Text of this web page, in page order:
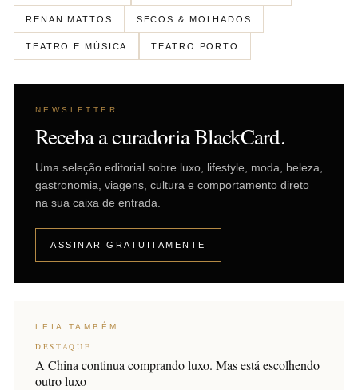
RENAN MATTOS SECOS & MOLHADOS
TEATRO E MÚSICA TEATRO PORTO
NEWSLETTER
Receba a curadoria BlackCard.
Uma seleção editorial sobre luxo, lifestyle, moda, beleza,
gastronomia, viagens, cultura e comportamento direto
na sua caixa de entrada.
ASSINAR GRATUITAMENTE
LEIA TAMBÉM
DESTAQUE
A China continua comprando luxo. Mas está escolhendo
outro luxo